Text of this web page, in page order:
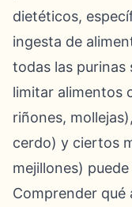
dietéticos,
ingesta de
todas las purinas
limitar alimentos
riñones,
cerdo) y ciertos
mejillones)
Comprender qué